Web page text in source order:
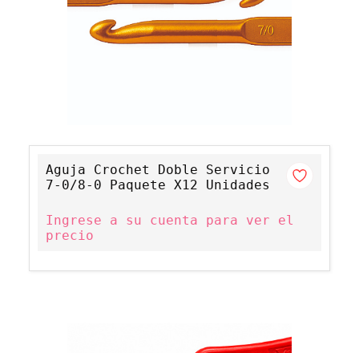
Aguja Crochet Doble Servicio
7-0/8-0 Paquete X12 Unidades
Ingrese a su cuenta para ver el
precio